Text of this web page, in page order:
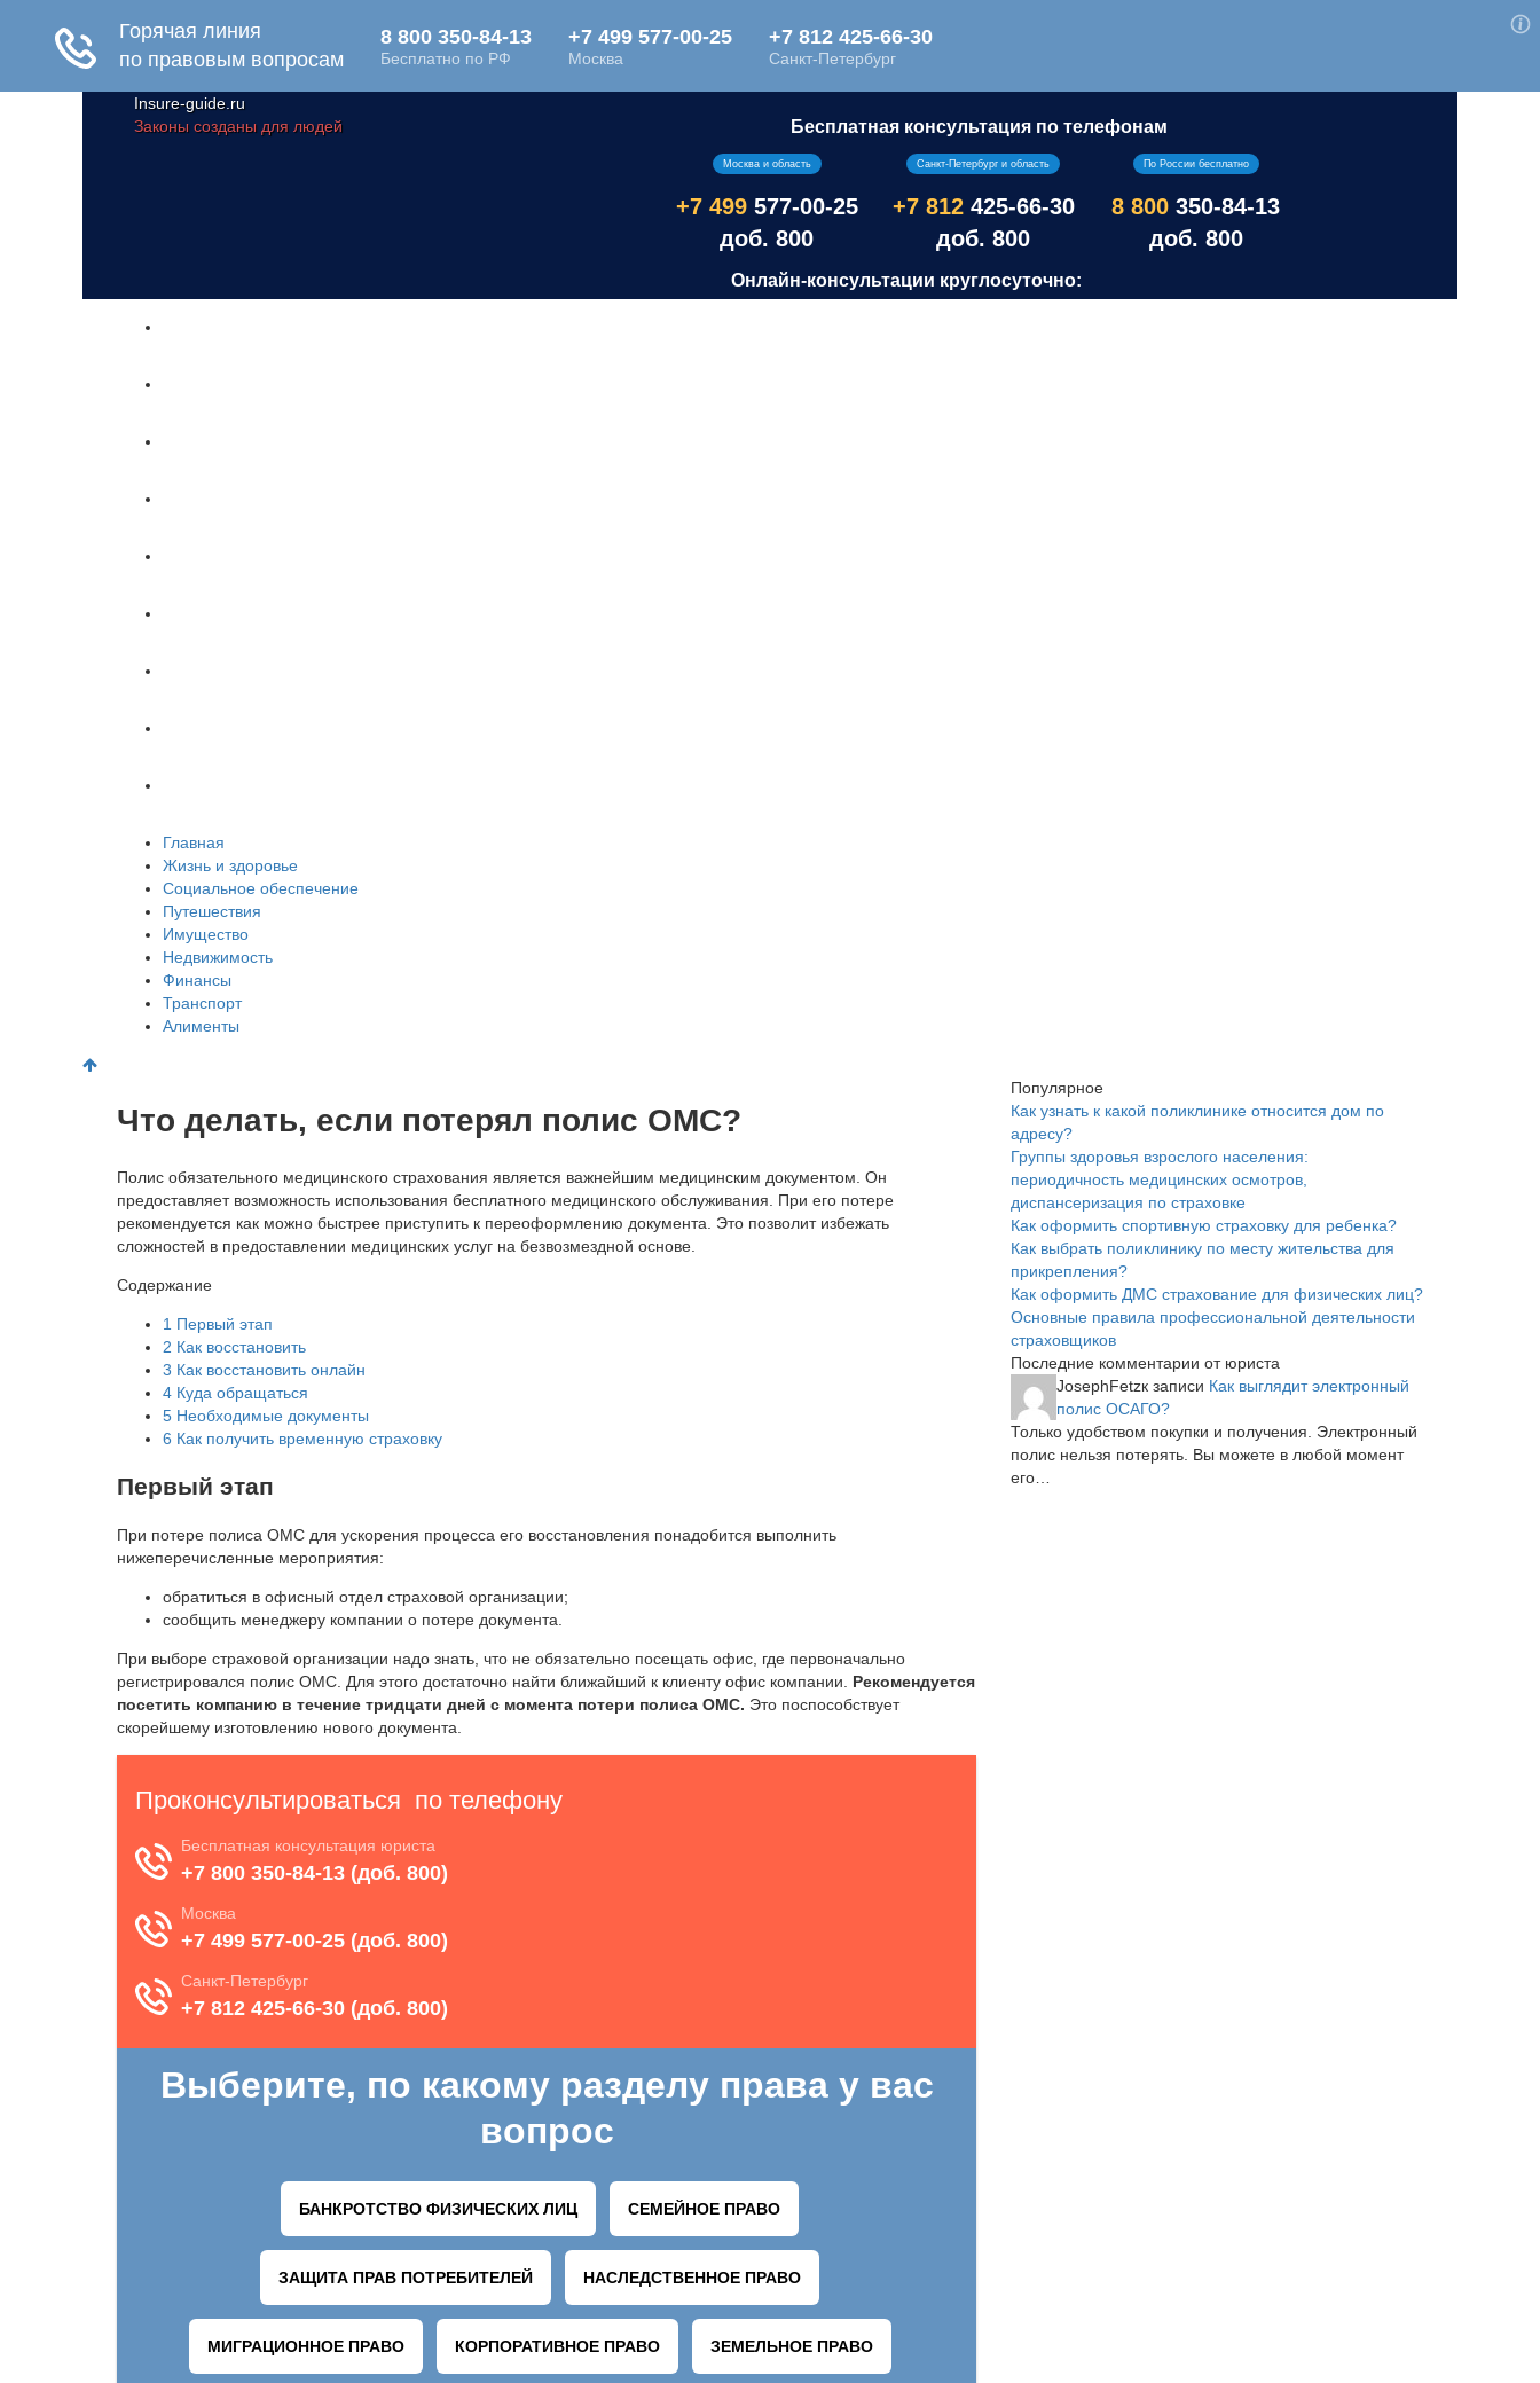
Insure-guide.ru
Законы созданы для людей
Бесплатная консультация по телефонам
Москва и область
+7 499577-00-25
доб. 800
Санкт-Петербург и область
+7 812 425-66-30
доб. 800
По России бесплатно
8 800 350-84-13
доб. 800
Онлайн-консультации круглосуточно:
Главная
Жизнь и здоровье
Социальное обеспечение
Путешествия
Имущество
Недвижимость
Финансы
Транспорт
Алименты
Что делать, если потерял полис ОМС?
Полис обязательного медицинского страхования является важнейшим медицинским документом. Он
предоставляет возможность использования бесплатного медицинского обслуживания. При его потере
рекомендуется как можно быстрее приступить к переоформлению документа. Это позволит избежать
сложностей в предоставлении медицинских услуг на безвозмездной основе.
Содержание
1 Первый этап
2 Как восстановить
3 Как восстановить онлайн
4 Куда обращаться
5 Необходимые документы
6 Как получить временную страховку
Первый этап
При потере полиса ОМС для ускорения процесса его восстановления понадобится выполнить
нижеперечисленные мероприятия:
обратиться в офисный отдел страховой организации;
сообщить менеджеру компании о потере документа.
При выборе страховой организации надо знать, что не обязательно посещать офис, где первоначально
регистрировался полис ОМС. Для этого достаточно найти ближайший к клиенту офис компании. Рекомендуется
посетить компанию в течение тридцати дней с момента потери полиса ОМС. Это поспособствует
скорейшему изготовлению нового документа.
Популярное
Как узнать к какой поликлинике относится дом по
адресу?
Группы здоровья взрослого населения:
периодичность медицинских осмотров,
диспансеризация по страховке
Как оформить спортивную страховку для ребенка?
Как выбрать поликлинику по месту жительства для
прикрепления?
Как оформить ДМС страхование для физических лиц?
Основные правила профессиональной деятельности
страховщиков
Последние комментарии от юриста
JosephFetzк записи Как выглядит электронный
полис ОСАГО?
Только удобством покупки и получения. Электронный
полис нельзя потерять. Вы можете в любой момент
его…